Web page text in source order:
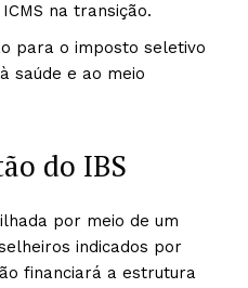
na transição.
para o imposto seletivo
saúde e ao meio
do IBS
por meio de um
indicados por
financiará a estrutura